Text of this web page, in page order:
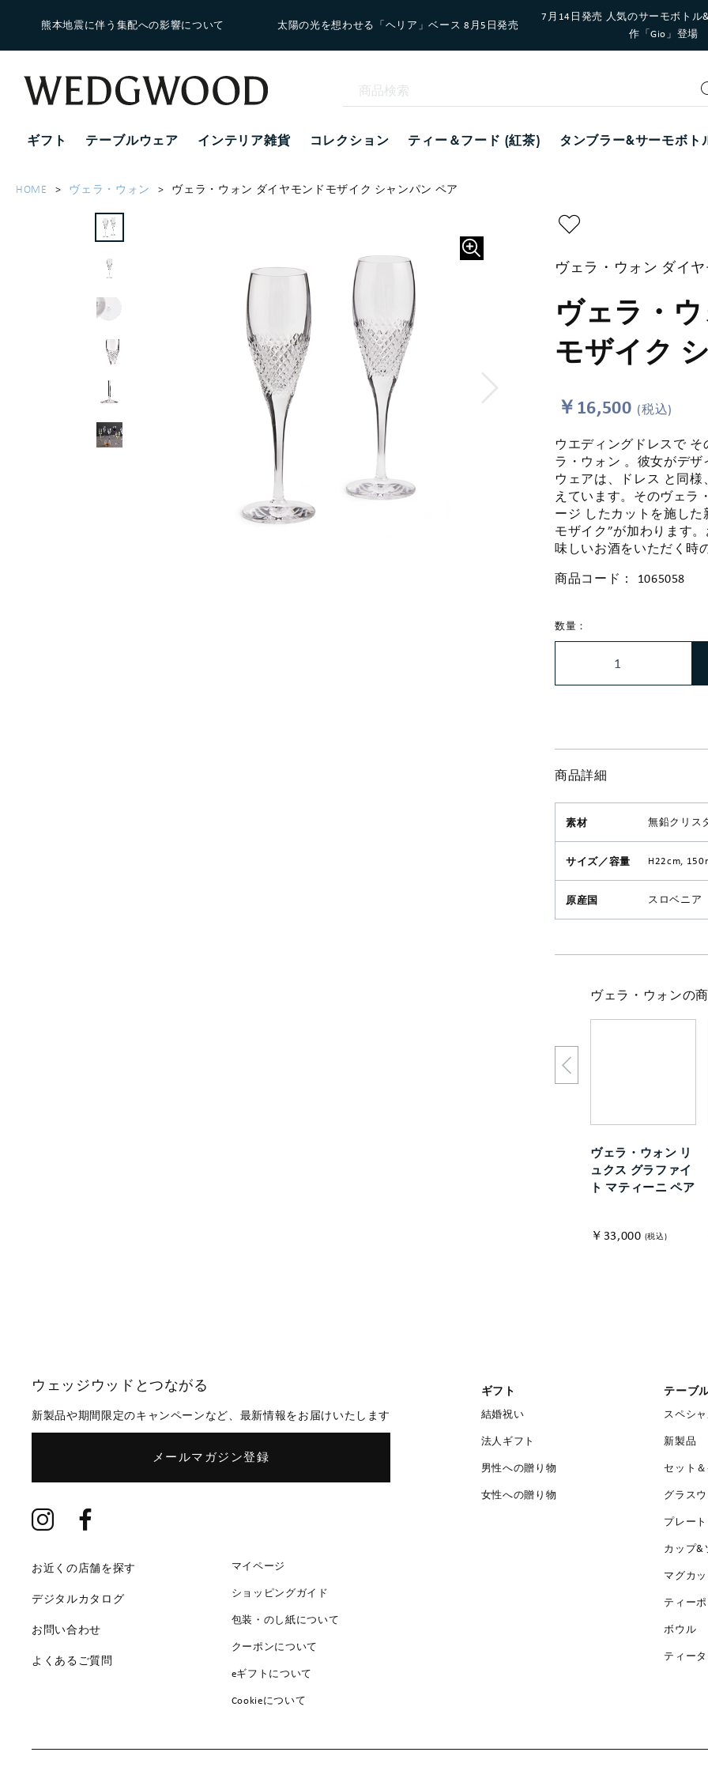
熊本地震に伴う集配への影響について 太陽の光を想わせる「ヘリア」ベース 8月5日発売
7月14日発売 人気のサーモボトル
作「Gio」登場
ギフト テーブルウェア インテリア雑貨 コレクション ティー＆フード (紅茶) タンブラー&サーモボト
HOME ヴェラ・ウォン ヴェラ・ウォン ダイヤモンドモザイク シャンパン ペア
ヴェラ・ウォン ダイ
ヴェラ・
モザイク
￥16,500 (税込)
ウエディングドレスで
ラ・ウォン 。彼女がデ
ウェアは、ドレス と同
えています。そのヴェラ
ージ したカットを施し
モザイク”が加わります
味しいお酒をいただく時
商品コード： 1065058
数量：
商品詳細
素材 無鉛クリス
サイズ／容量 H22cm,
原産国 スロベニア
ヴェラ・ウォンの
ヴェラ・ウォン リ
ュクス グラファイ
ト マティーニ ペア
￥33,000 (税込)
ギフト
結婚祝い
法人ギフト
男性への贈り物
女性への贈り物
テーブ
スペシ
新製品
セット
グラス
プレート
カップ&
マグカ
ティー
ボウル
ティー
ウェッジウッドとつながる
新製品や期間限定のキャンペーンなど、最新情報をお届けいたします
メールマガジン登録
お近くの店舗を探す
デジタルカタログ
お問い合わせ
よくあるご質問
マイページ
ショッピングガイド
包装・のし紙について
クーポンについて
eギフトについて
Cookieについて